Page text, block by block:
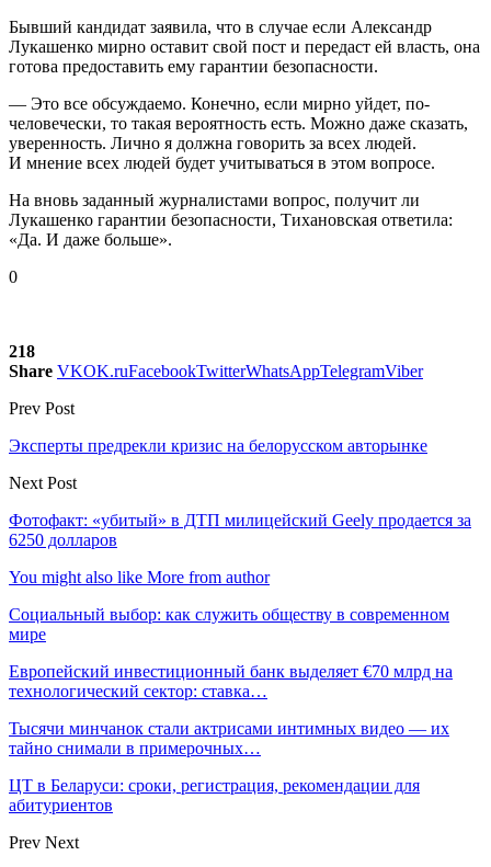
Бывший кандидат заявила, что в случае если Александр
Лукашенко мирно оставит свой пост и передаст ей власть, она
готова предоставить ему гарантии безопасности.
— Это все обсуждаемо. Конечно, если мирно уйдет, по-
человечески, то такая вероятность есть. Можно даже сказать,
уверенность. Лично я должна говорить за всех людей.
И мнение всех людей будет учитываться в этом вопросе.
На вновь заданный журналистами вопрос, получит ли
Лукашенко гарантии безопасности, Тихановская ответила:
«Да. И даже больше».
0
218
Share VKOK.ruFacebookTwitterWhatsAppTelegramViber
Prev Post
Эксперты предрекли кризис на белорусском авторынке
Next Post
Фотофакт: «убитый» в ДТП милицейский Geely продается за
6250 долларов
You might also like More from author
Социальный выбор: как служить обществу в современном
мире
Европейский инвестиционный банк выделяет €70 млрд на
технологический сектор: ставка…
Тысячи минчанок стали актрисами интимных видео — их
тайно снимали в примерочных…
ЦТ в Беларуси: сроки, регистрация, рекомендации для
абитуриентов
Prev Next